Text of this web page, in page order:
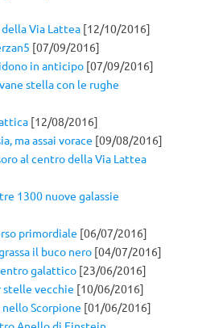
Via Lattea [12/10/2016]
[07/09/2016]
in anticipo [07/09/2016]
stella con le rughe
[12/08/2016]
ma assai vorace [09/08/2016]
al centro della Via Lattea
1300 nuove galassie
primordiale [06/07/2016]
il buco nero [04/07/2016]
galattico [23/06/2016]
stelle vecchie [10/06/2016]
Scorpione [01/06/2016]